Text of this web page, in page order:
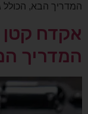
המדריך הבא,
אקדח קטן
המדריך